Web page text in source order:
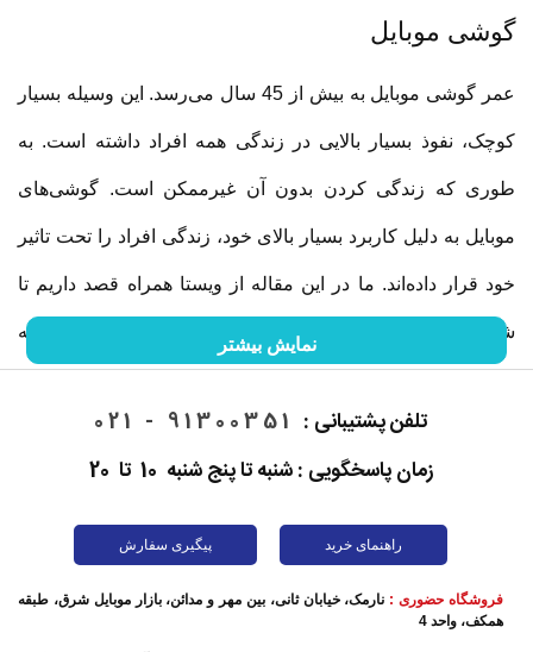
گوشی موبایل
عمر گوشی موبایل به بیش از 45 سال می‌رسد. این وسیله بسیار
کوچک، نفوذ بسیار بالایی در زندگی همه افراد داشته است. به
طوری که زندگی کردن بدون آن غیرممکن است. گوشی‌های
موبایل به دلیل کاربرد بسیار بالای خود، زندگی افراد را تحت تاثیر
خود قرار داده‌اند. ما در این مقاله از ویستا همراه قصد داریم تا
شما را با گوشی موبایل و خصوصیات آن آشنا کنیم. ما را در ادامه
نمایش بیشتر
تلفن پشتیبانی : 91300351 - 021
زمان پاسخگویی : شنبه تا پنج شنبه 10 تا 20
راهنمای خرید پیگیری سفارش
فروشگاه حضوری : نارمک، خیابان ثانی، بین مهر و مدائن، بازار موبایل شرق، طبقه
همکف، واحد 4